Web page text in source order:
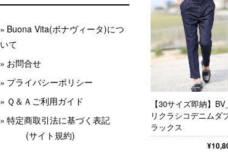
【30サイズ即納】
リクラシコデニムダ
ラックス
Buona Vita(ボナヴィータ)につ
いて
お問合せ
プライバシーポリシー
Ｑ＆Ａご利用ガイド
特定商取引法に基づく表記
(サイト規約)